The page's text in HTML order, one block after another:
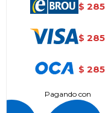
$ 285
$ 285
$ 285
Pagando con